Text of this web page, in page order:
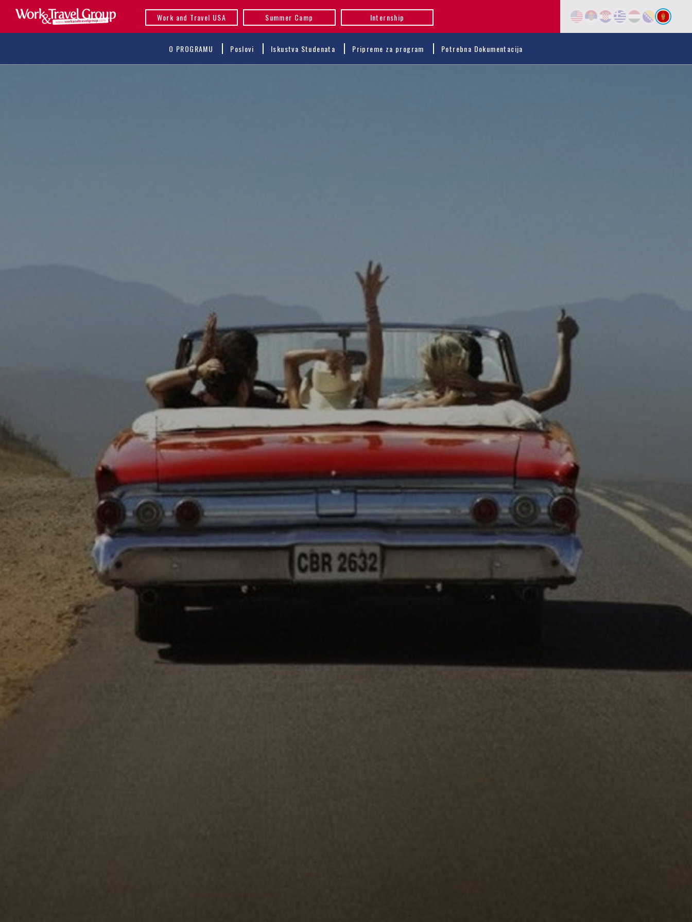
Work and Travel USA Summer Camp Internship
O PROGRAMU Poslovi Iskustva Studenata Pripreme za program Potrebna Dokumentacija